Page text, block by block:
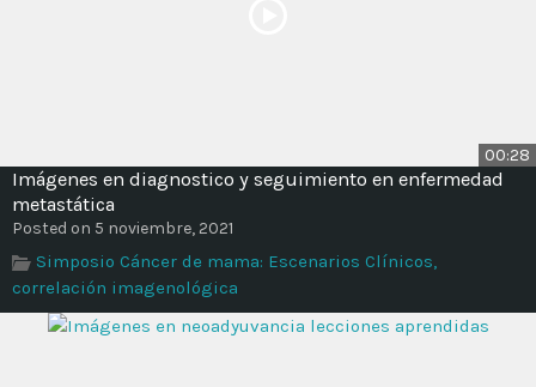
00:28
Imágenes en diagnostico y seguimiento en enfermedad
metastática
Posted on 5 noviembre, 2021
Simposio Cáncer de mama: Escenarios Clínicos,
correlación imagenológica